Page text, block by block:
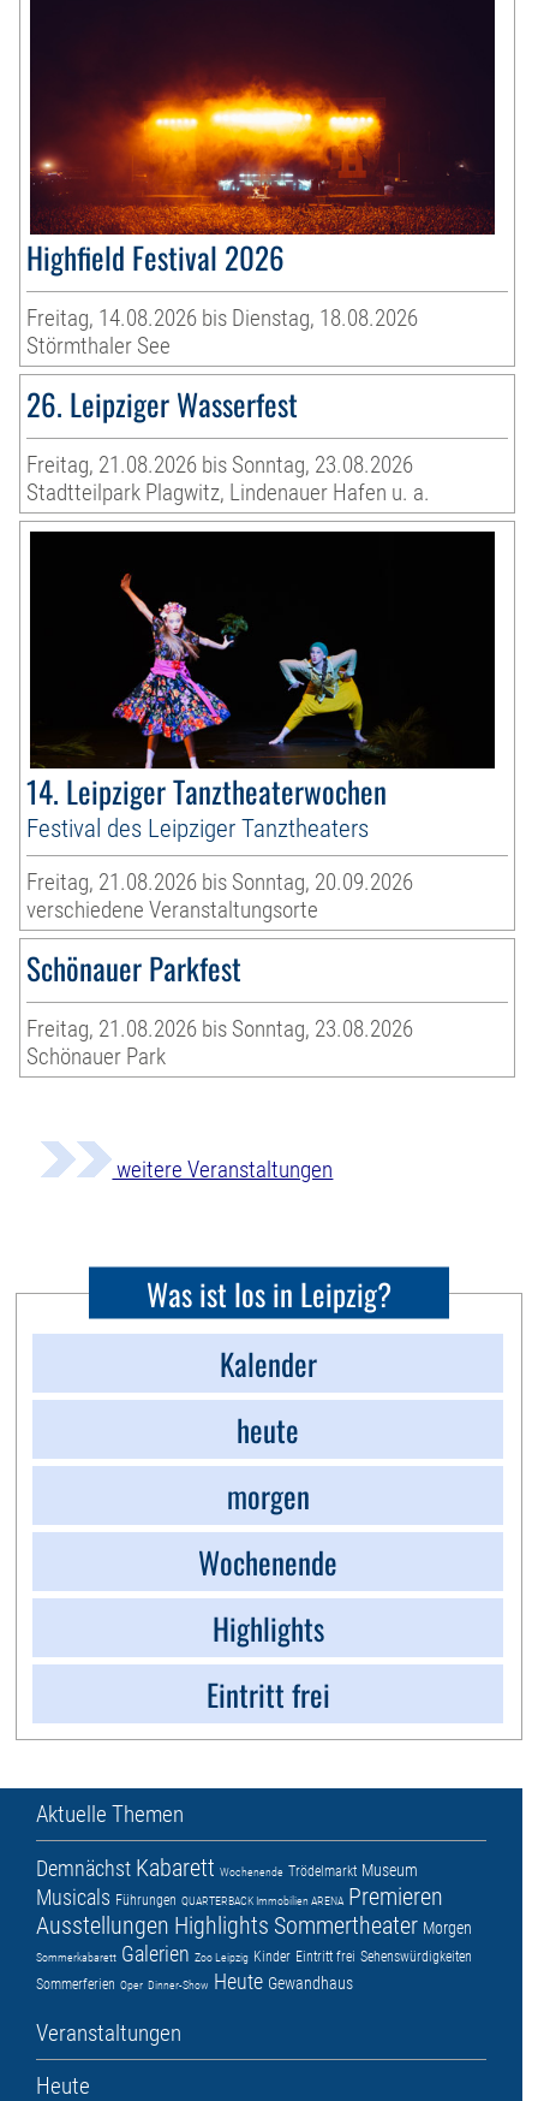
Highfield Festival 2026
Freitag, 14.08.2026 bis Dienstag, 18.08.2026
Störmthaler See
26. Leipziger Wasserfest
Freitag, 21.08.2026 bis Sonntag, 23.08.2026
Stadtteilpark Plagwitz, Lindenauer Hafen u. a.
14. Leipziger Tanztheaterwochen
Festival des Leipziger Tanztheaters
Freitag, 21.08.2026 bis Sonntag, 20.09.2026
verschiedene Veranstaltungsorte
Schönauer Parkfest
Freitag, 21.08.2026 bis Sonntag, 23.08.2026
Schönauer Park
weitere Veranstaltungen
Was ist los in Leipzig?
Kalender
heute
morgen
Wochenende
Highlights
Eintritt frei
Aktuelle Themen
Demnächst Kabarett Wochenende Trödelmarkt Museum
Musicals Führungen QUARTERBACK Immobilien ARENA Premieren
Ausstellungen Highlights Sommertheater Morgen
Sommerkabarett Galerien Zoo Leipzig Kinder Eintritt frei Sehenswürdigkeiten
Sommerferien Oper Dinner-Show Heute Gewandhaus
Veranstaltungen
Heute